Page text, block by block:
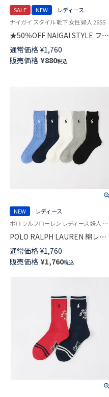
SALE NEW
レディース
ナイガイ スタイル 靴下 女性 婦人 26SS
★50％OFF NAIGAI STYLE フラ
ワー レース フロート クルー丈
レディース ソックス 日本製
03097113
通常価格 ¥1,760
販売価格 ¥880税込
NEW
レディース
ポロ ラルフローレン レディース 婦人 女性 靴下 カジュアル 2026SS
POLO RALPH LAUREN 綿レー
ヨンシルク混 ケーブル エレベ
イテッド クルー丈 ソックス
03207265
通常価格 ¥1,760
販売価格 ¥1,760税込